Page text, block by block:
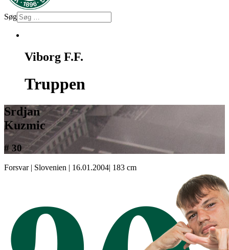
Søg
Viborg F.F.
Truppen
Srdjan
Kuzmic
# 30
Forsvar | Slovenien | 16.01.2004| 183 cm